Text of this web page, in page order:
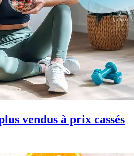
vendus à prix cassés